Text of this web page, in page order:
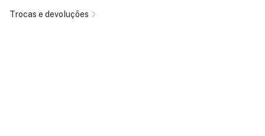
Trocas e devoluções